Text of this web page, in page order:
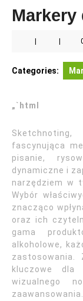
Categories:
„`html
fascynująca
pisanie,
dynamiczne i
narzędziem w
Wybór
znacząco
oraz ich
gama
alkoholowe,
zastosowania.
kluczowe dla
wizualnego